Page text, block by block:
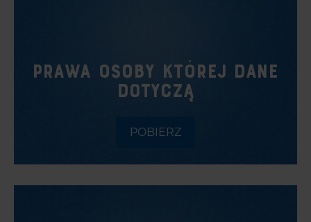
PRAWA OSOBY KTÓREJ DANE
DOTYCZĄ
POBIERZ